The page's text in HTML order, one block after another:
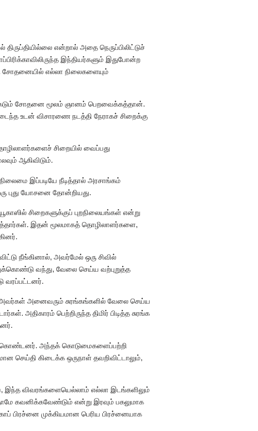
என்றால் அதை நெருப்பிலிட்டுச்
இந்தியர்களும் இதுபோன்ற
எல்லா நிலைகளையும்
கடும் சோதனை மூலம் ஞானம் பெறவைக்கத்தான்.
உடன் விசாரணை நடத்தி நேராகச் சிறைக்கு
சிறையில் வைப்பது
ஆகிவிடும்.
இப்படியே நீடித்தால் அரசாங்கம்
புது யோசனை தோன்றியது.
சிறைகளுக்குப் புறநிலையங்கள் என்று
இதன் மூலமாகத் தொழிலாளர்களை,
நீங்கினால், அவர்மேல் ஒரு சிவில்
வந்து, வேலை செய்ய வற்புறுத்த
வரப்பட்டனர்.
அவர்கள் அனைவரும் சுரங்கங்களில் வேலை செய்ய
பெற்றிருந்த திமிர் பிடித்த சுரங்க
அந்தக் கொடுமைகளைப்பற்றி
செய்தி கிடைக்க ஒருநாள் தவறிவிட்டாலும்,
இந்த விவரங்களையெல்லாம் எல்லா இடங்களிலும்
கவனிக்கவேண்டும் என்று இரவும் பகலுமாக
பிரச்னை முக்கியமான பெரிய பிரச்னையாக